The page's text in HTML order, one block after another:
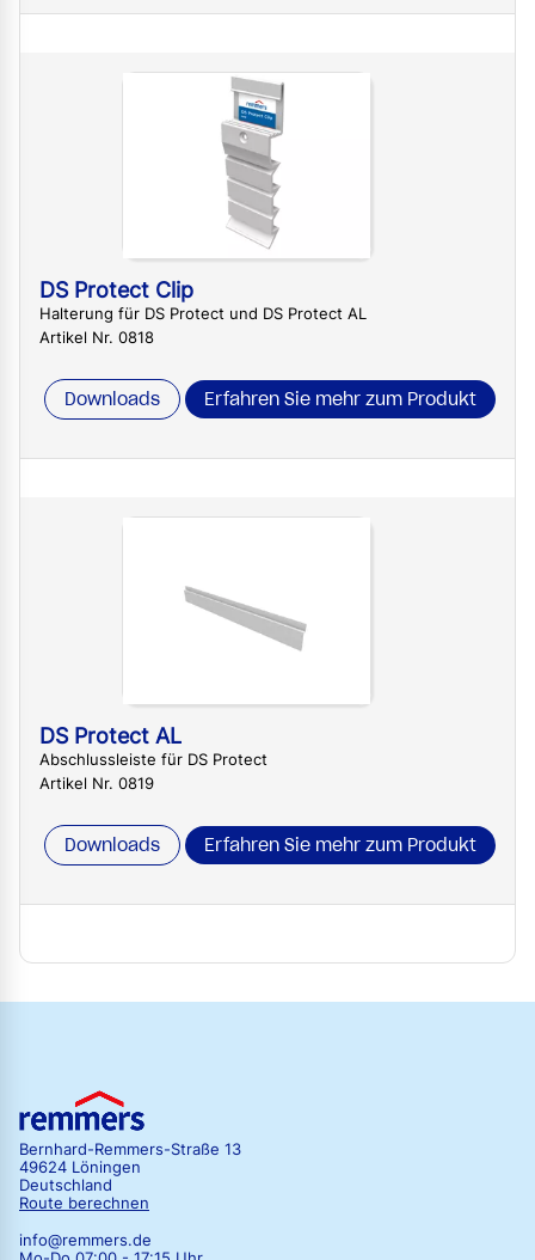
DS Protect Clip
Halterung für DS Protect und DS Protect AL
Artikel Nr. 0818
Downloads Erfahren Sie mehr zum Produkt
DS Protect AL
Abschlussleiste für DS Protect
Artikel Nr. 0819
Downloads Erfahren Sie mehr zum Produkt
Bernhard-Remmers-Straße 13
49624 Löningen
Deutschland
Route berechnen
info@remmers.de